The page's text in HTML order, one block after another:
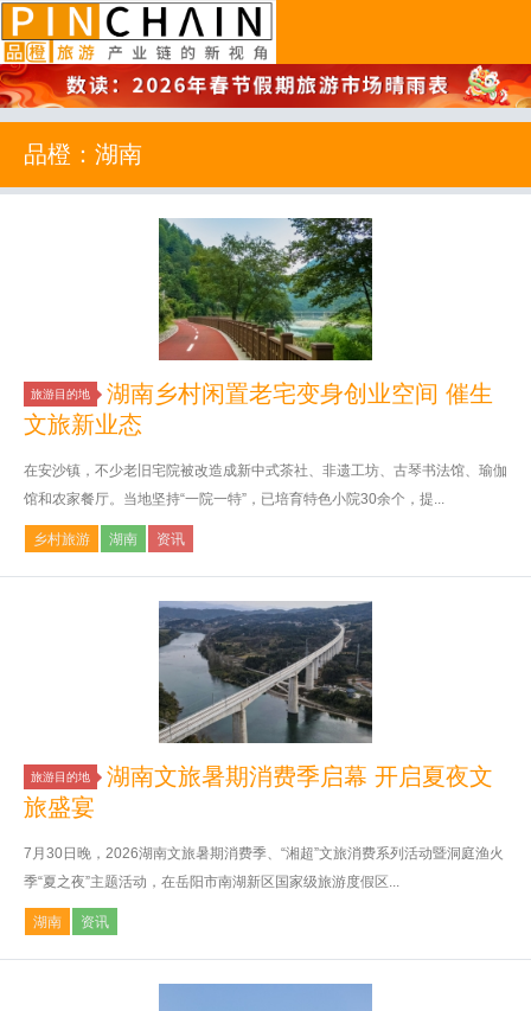
品橙旅游
品橙：湖南
旅游目的地
湖南乡村闲置老宅变身创业空间 催生
文旅新业态
在安沙镇，不少老旧宅院被改造成新中式茶社、非遗工坊、古琴书法馆、瑜伽
馆和农家餐厅。当地坚持“一院一特”，已培育特色小院30余个，提...
乡村旅游 湖南 资讯
旅游目的地
湖南文旅暑期消费季启幕 开启夏夜文
旅盛宴
7月30日晚，2026湖南文旅暑期消费季、“湘超”文旅消费系列活动暨洞庭渔火
季“夏之夜”主题活动，在岳阳市南湖新区国家级旅游度假区...
湖南 资讯